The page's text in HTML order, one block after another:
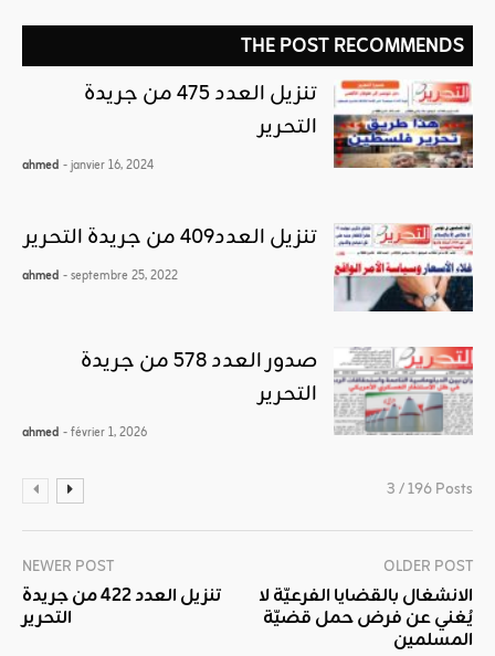
THE POST RECOMMENDS
تنزيل العدد 475 من جريدة
التحرير
ahmed - janvier 16, 2024
تنزيل العدد409 من جريدة التحرير
ahmed - septembre 25, 2022
صدور العدد 578 من جريدة
التحرير
ahmed - février 1, 2026
3 / 196 Posts
NEWER POST
تنزيل العدد 422 من جريدة
التحرير
OLDER POST
الانشغال بالقضايا الفرعيّة لا
يُغني عن فرض حمل قضيّة
المسلمين